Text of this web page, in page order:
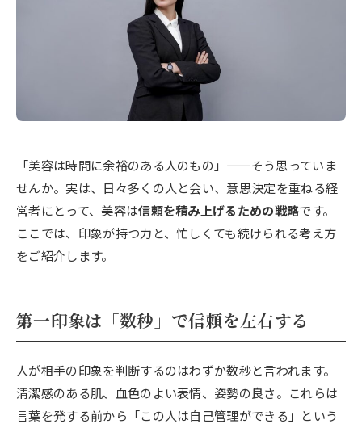
「美容は時間に余裕のある人のもの」——そう思っていま
せんか。実は、日々多くの人と会い、意思決定を重ねる経
営者にとって、美容は信頼を積み上げるための戦略です。
ここでは、印象が持つ力と、忙しくても続けられる考え方
をご紹介します。
第一印象は「数秒」で信頼を左右する
人が相手の印象を判断するのはわずか数秒と言われます。
清潔感のある肌、血色のよい表情、姿勢の良さ。これらは
言葉を発する前から「この人は自己管理ができる」という